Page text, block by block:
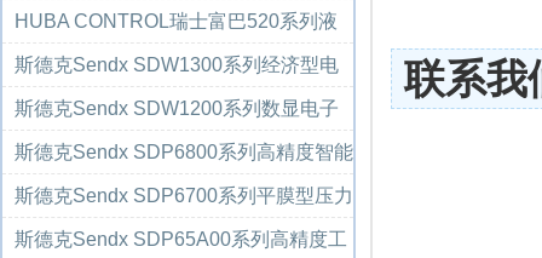
联系我
压变送器
HUBA CONTROL瑞士富巴520系列液
压制冷压力传...
斯德克Sendx SDW1300系列经济型电
子式压力开关...
斯德克Sendx SDW1200系列数显电子
式压力开关/...
斯德克Sendx SDP6800系列高精度智能
型压力变送...
斯德克Sendx SDP6700系列平膜型压力
变送器
斯德克Sendx SDP65A00系列高精度工